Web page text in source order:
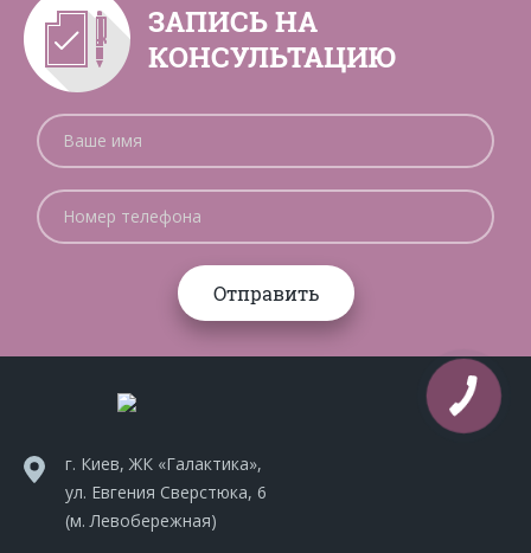
ЗАПИСЬ НА
КОНСУЛЬТАЦИЮ
г. Киев, ЖК «Галактика»,
ул. Евгения Сверстюка, 6
(м. Левобережная)